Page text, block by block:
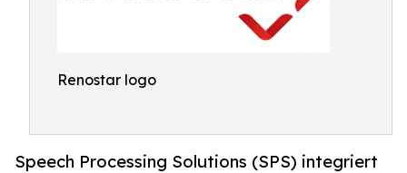
Renostar logo
Speech Processing Solutions (SPS) integriert